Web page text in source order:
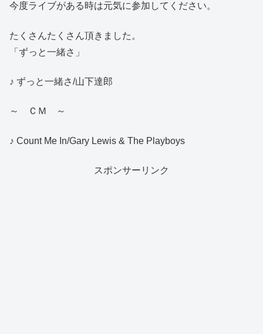
今度ライブがある時は元気に参加してください。
たくさんたくさん頂きました。
「ずっと一緒さ」
♪ ずっと一緒さ/山下達郎
～ ＣＭ ～
♪ Count Me In/Gary Lewis & The Playboys
スポンサーリンク